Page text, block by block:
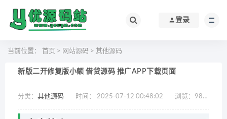
登录
当前位置： 首页 > 网站源码 > 其他源码
新版二开修复版小额 借贷源码 推广APP下载页面
分类： 其他源码 时间： 2025-07-12 00:48:02 浏览： 988